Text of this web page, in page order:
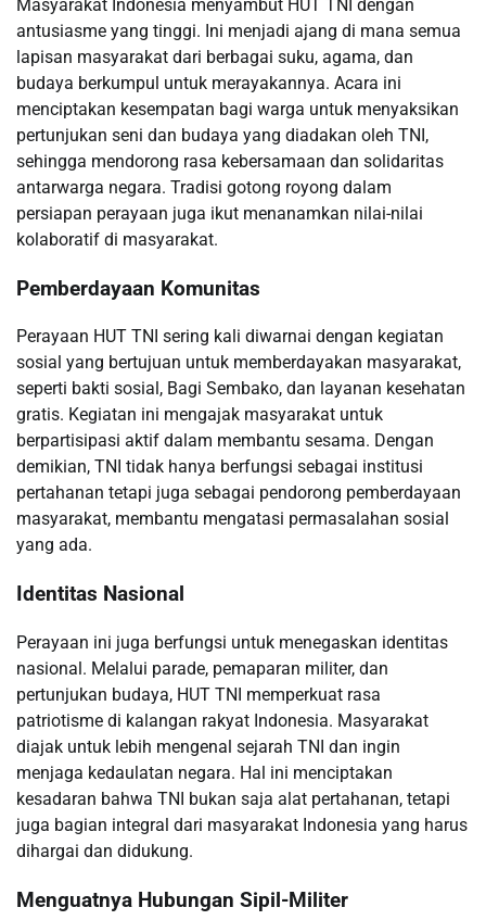
Masyarakat Indonesia menyambut HUT TNI dengan
antusiasme yang tinggi. Ini menjadi ajang di mana semua
lapisan masyarakat dari berbagai suku, agama, dan
budaya berkumpul untuk merayakannya. Acara ini
menciptakan kesempatan bagi warga untuk menyaksikan
pertunjukan seni dan budaya yang diadakan oleh TNI,
sehingga mendorong rasa kebersamaan dan solidaritas
antarwarga negara. Tradisi gotong royong dalam
persiapan perayaan juga ikut menanamkan nilai-nilai
kolaboratif di masyarakat.
Pemberdayaan Komunitas
Perayaan HUT TNI sering kali diwarnai dengan kegiatan
sosial yang bertujuan untuk memberdayakan masyarakat,
seperti bakti sosial, Bagi Sembako, dan layanan kesehatan
gratis. Kegiatan ini mengajak masyarakat untuk
berpartisipasi aktif dalam membantu sesama. Dengan
demikian, TNI tidak hanya berfungsi sebagai institusi
pertahanan tetapi juga sebagai pendorong pemberdayaan
masyarakat, membantu mengatasi permasalahan sosial
yang ada.
Identitas Nasional
Perayaan ini juga berfungsi untuk menegaskan identitas
nasional. Melalui parade, pemaparan militer, dan
pertunjukan budaya, HUT TNI memperkuat rasa
patriotisme di kalangan rakyat Indonesia. Masyarakat
diajak untuk lebih mengenal sejarah TNI dan ingin
menjaga kedaulatan negara. Hal ini menciptakan
kesadaran bahwa TNI bukan saja alat pertahanan, tetapi
juga bagian integral dari masyarakat Indonesia yang harus
dihargai dan didukung.
Menguatnya Hubungan Sipil-Militer